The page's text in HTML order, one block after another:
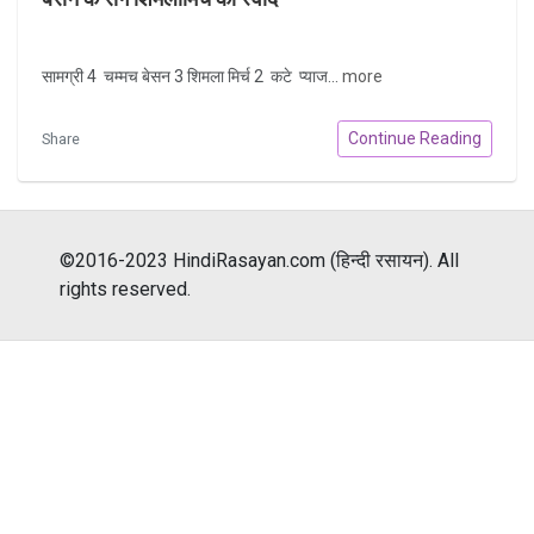
सामग्री 4 चम्‍मच बेसन 3 शिमला मिर्च 2 कटे प्याज... more
Share Continue Reading
©2016-2023 HindiRasayan.com (हिन्दी रसायन). All
rights reserved.